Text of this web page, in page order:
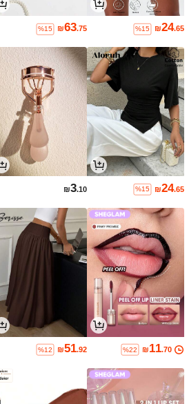
₪24.65
%15
₪63.75
%15
₪24.65
%15
₪3.10
₪11.70
%22
₪51.92
%12